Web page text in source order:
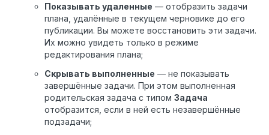
Показывать удаленные — отобразить задачи
плана, удалённые в текущем черновике до его
публикации. Вы можете восстановить эти задачи.
Их можно увидеть только в режиме
редактирования плана;
Скрывать выполненные — не показывать
завершённые задачи. При этом выполненная
родительская задача с типом Задача
отобразится, если в ней есть незавершённые
подзадачи;